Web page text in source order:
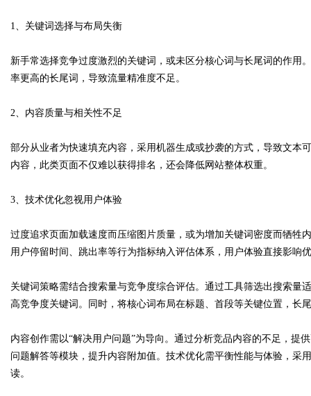
1、关键词选择与布局失衡
新手常选择竞争过度激烈的关键词，或未区分核心词与长尾词的作用
率更高的长尾词，导致流量精准度不足。
2、内容质量与相关性不足
部分从业者为快速填充内容，采用机器生成或抄袭的方式，导致文本
内容，此类页面不仅难以获得排名，还会降低网站整体权重。
3、技术优化忽视用户体验
过度追求页面加载速度而压缩图片质量，或为增加关键词密度而牺牲
用户停留时间、跳出率等行为指标纳入评估体系，用户体验直接影响
关键词策略需结合搜索量与竞争度综合评估。通过工具筛选出搜索量
高竞争度关键词。同时，将核心词布局在标题、首段等关键位置，长
内容创作需以“解决用户问题”为导向。通过分析竞品内容的不足，提
问题解答等模块，提升内容附加值。技术优化需平衡性能与体验，采
读。